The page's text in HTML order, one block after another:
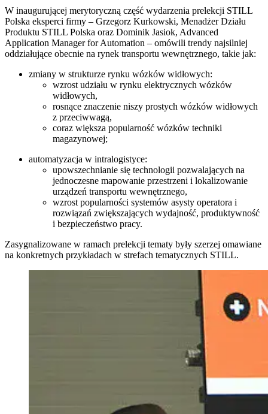
W inaugurującej merytoryczną część wydarzenia prelekcji STILL
Polska eksperci firmy – Grzegorz Kurkowski, Menadżer Działu
Produktu STILL Polska oraz Dominik Jasiok, Advanced
Application Manager for Automation – omówili trendy najsilniej
oddziałujące obecnie na rynek transportu wewnętrznego, takie jak:
zmiany w strukturze rynku wózków widłowych:
wzrost udziału w rynku elektrycznych wózków
widłowych,
rosnące znaczenie niszy prostych wózków widłowych
z przeciwwagą,
coraz większa popularność wózków techniki
magazynowej;
automatyzacja w intralogistyce:
upowszechnianie się technologii pozwalających na
jednoczesne mapowanie przestrzeni i lokalizowanie
urządzeń transportu wewnętrznego,
wzrost popularności systemów asysty operatora i
rozwiązań zwiększających wydajność, produktywność
i bezpieczeństwo pracy.
Zasygnalizowane w ramach prelekcji tematy były szerzej omawiane
na konkretnych przykładach w strefach tematycznych STILL.